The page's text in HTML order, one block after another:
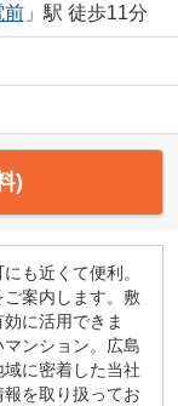
前」駅 徒歩11分
)
も近くて便利。
案内します。敷
に活用できま
ンション。広島
に密着した当社
を取り扱ってお